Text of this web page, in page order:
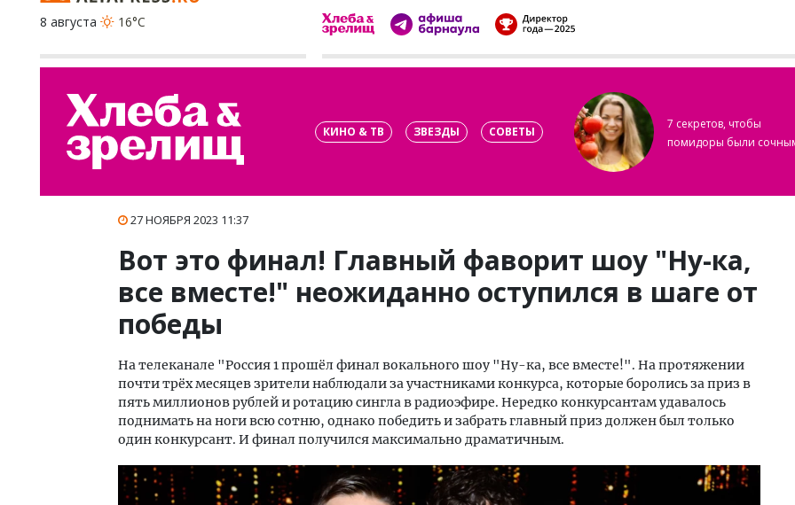
8 августа
16°C
КИНО & ТВ ЗВЕЗДЫ СОВЕТЫ
7 секретов, чтобы
помидоры были
27 НОЯБРЯ 2023 11:37
Вот это финал! Главный фаворит шоу "Ну-ка,
все вместе!" неожиданно оступился в шаге от
победы
На телеканале "Россия 1 прошёл финал вокального шоу "Ну-ка, все вместе!". На протяжении
почти трёх месяцев зрители наблюдали за участниками конкурса, которые боролись за приз в
пять миллионов рублей и ротацию сингла в радиоэфире. Нередко конкурсантам удавалось
поднимать на ноги всю сотню, однако победить и забрать главный приз должен был только
один конкурсант. И финал получился максимально драматичным.